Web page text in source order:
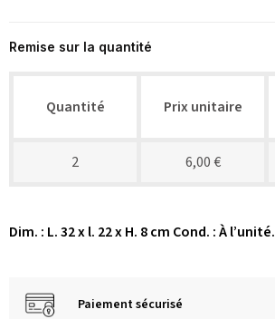
Remise sur la quantité
Quantité Prix unitaire
2 6,00 €
Dim. : L. 32 x l. 22 x H. 8 cm Cond. : À l’unité.
Paiement sécurisé